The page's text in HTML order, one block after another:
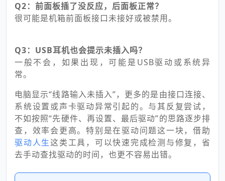
Q2：前面板插了没反应，后面板正常？
很可能是机箱前面板接口未接好或被禁用。
Q3：USB耳机也会提示未插入吗？
一般不会，如果出现，可能是USB驱动或系统异
常。
电脑显示“线路输入未插入”，更多的是由接口连接、
系统设置或声卡驱动异常引起的。与其反复尝试，
不如按照“先硬件、再设置、最后驱动”的思路逐步排
查，效率会更高。特别是在驱动问题这一块，借助
驱动人生这类工具，可以快速完成检测与修复，省
去手动查找驱动的时间，也更不容易出错。